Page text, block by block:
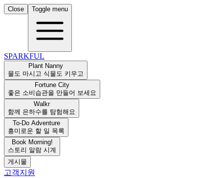
Close Toggle menu
SPARKFUL
Plant Nanny
물도 마시고 식물도 키우고
Fortune City
좋은 소비습관을 만들어 보세요
Walkr
함께 은하수를 탐험해요
To-Do Adventure
흥미로운 할 일 목록
Book Morning!
스토리 알람 시계
게시물
고객지원